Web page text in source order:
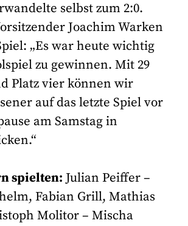
selbst zum 2:0.
Joachim Warken
„Es war heute wichtig
zu gewinnen. Mit 29
Platz vier können wir
auf das letzte Spiel vor
am Samstag in
spielten:Julian Peiffer –
Fabian Grill, Mathias
Molitor – Mischa